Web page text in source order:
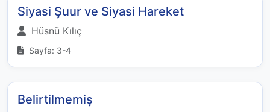
Siyasi Şuur ve Siyasi Hareket
Hüsnü Kılıç
Sayfa: 3-4
Belirtilmemiş